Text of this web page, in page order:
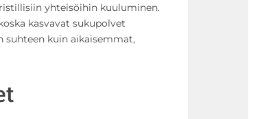
yhteisöihin kuuluminen.
kasvavat sukupolvet
suhteen kuin aikaisemmat,